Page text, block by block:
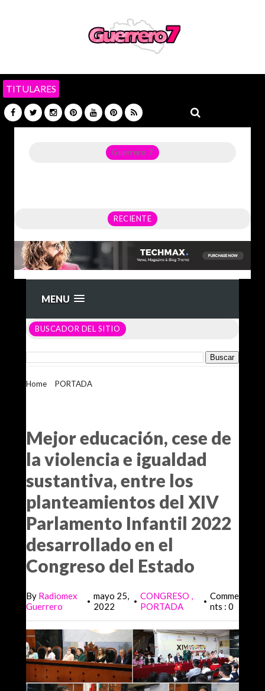
TITULARES
Guerrero 7
RECIENTE
MENU
BUSCADOR DEL SITIO
Home PORTADA
Mejor educación, cese de
la violencia e igualdad
sustantiva, entre los
planteamientos del XIV
Parlamento Infantil 2022
desarrollado en el
Congreso del Estado
By Radiomex
Guerrero
• mayo 25,
2022
• CONGRESO
PORTADA
• Comme
nts : 0